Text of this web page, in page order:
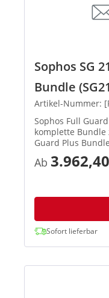
Sophos SG
Bundle
Artikel-Nummer:
Sophos Full
komplette Bundle
Guard Plus
Subscriptions (E-
Protection, Web
Wireless
Ab
Sofort lieferbar